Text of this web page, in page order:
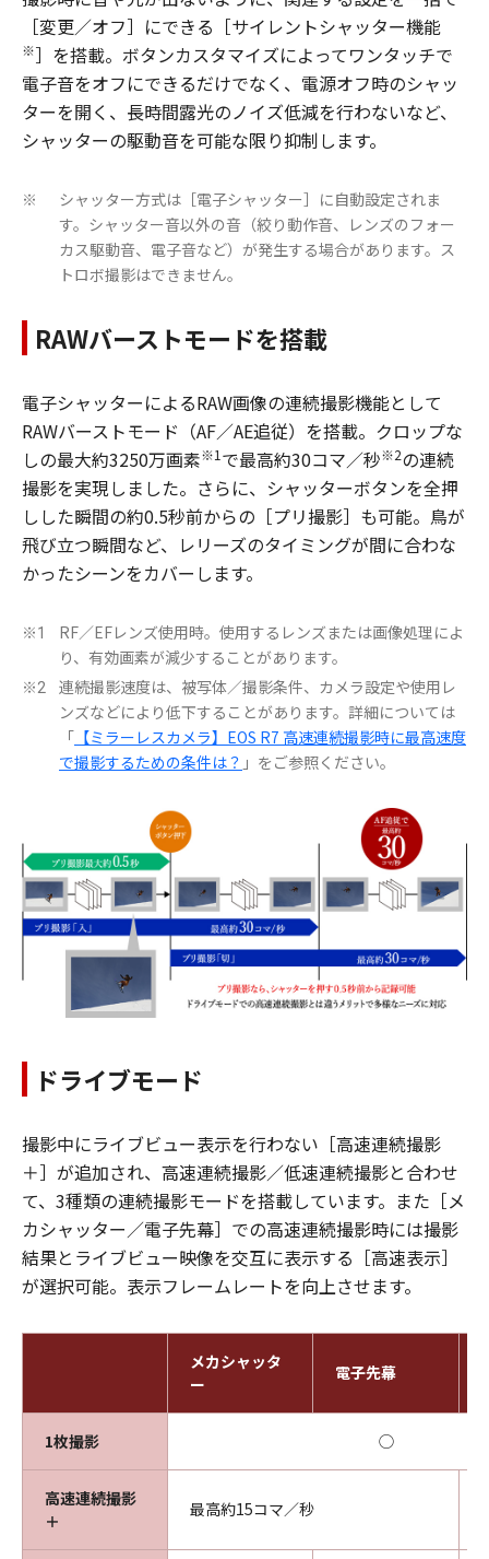
［変更／オフ］にできる［サイレントシャッター機能
※］を搭載。ボタンカスタマイズによってワンタッチで
電子音をオフにできるだけでなく、電源オフ時のシャッ
ターを開く、長時間露光のノイズ低減を行わないなど、
シャッターの駆動音を可能な限り抑制します。
※
シャッター方式は［電子シャッター］に自動設定されま
す。シャッター音以外の音（絞り動作音、レンズのフォー
カス駆動音、電子音など）が発生する場合があります。ス
トロボ撮影はできません。
RAWバーストモードを搭載
電子シャッターによるRAW画像の連続撮影機能として
RAWバーストモード（AF／AE追従）を搭載。クロップな
しの最大約3250万画素※1 で最高約30コマ／秒※2の連続
撮影を実現しました。さらに、シャッターボタンを全押
しした瞬間の約0.5秒前からの［プリ撮影］も可能。鳥が
飛び立つ瞬間など、レリーズのタイミングが間に合わな
かったシーンをカバーします。
※1
RF／EFレンズ使用時。使用するレンズまたは画像処理によ
り、有効画素が減少することがあります。
※2
連続撮影速度は、被写体／撮影条件、カメラ設定や使用レ
ンズなどにより低下することがあります。詳細については
「 【ミラーレスカメラ】EOS R7 高速連続撮影時に最高速度
で撮影するための条件は？ 」をご参照ください。
ドライブモード
撮影中にライブビュー表示を行わない［高速連続撮影
＋］が追加され、高速連続撮影／低速連続撮影と合わせ
て、3種類の連続撮影モードを搭載しています。また［メ
カシャッター／電子先幕］での高速連続撮影時には撮影
結果とライブビュー映像を交互に表示する［高速表示］
が選択可能。表示フレームレートを向上させます。
メカシャッタ
ー
電子先幕
1枚撮影 ◯
高速連続撮影
＋
最高約15コマ／秒